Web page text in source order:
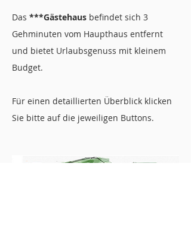
Das ***Gästehaus befindet sich 3
Gehminuten vom Haupthaus entfernt
und bietet Urlaubsgenuss mit kleinem
Budget.
Für einen detaillierten Überblick klicken
Sie bitte auf die jeweiligen Buttons.